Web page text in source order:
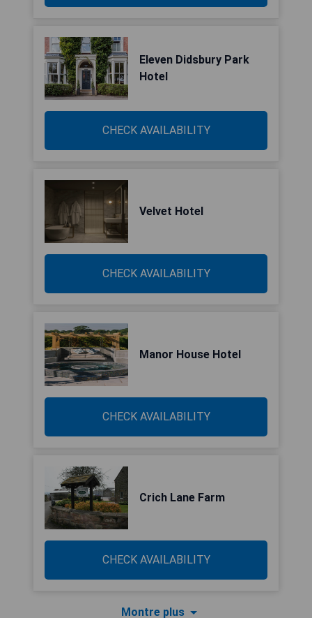
Eleven Didsbury Park
Hotel
CHECK AVAILABILITY
Velvet Hotel
CHECK AVAILABILITY
Manor House Hotel
CHECK AVAILABILITY
Crich Lane Farm
CHECK AVAILABILITY
Montre plus